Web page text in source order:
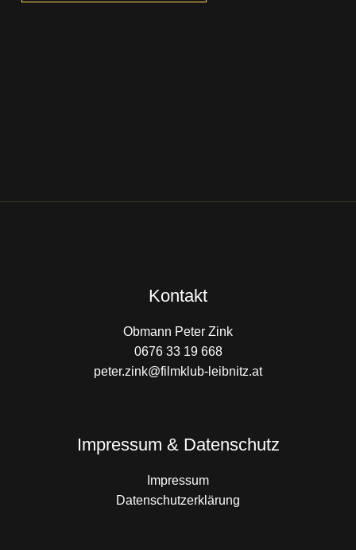
Kontakt
Obmann Peter Zink
0676 33 19 668
peter.zink@filmklub-leibnitz.at
Impressum & Datenschutz
Impressum
Datenschutzerklärung